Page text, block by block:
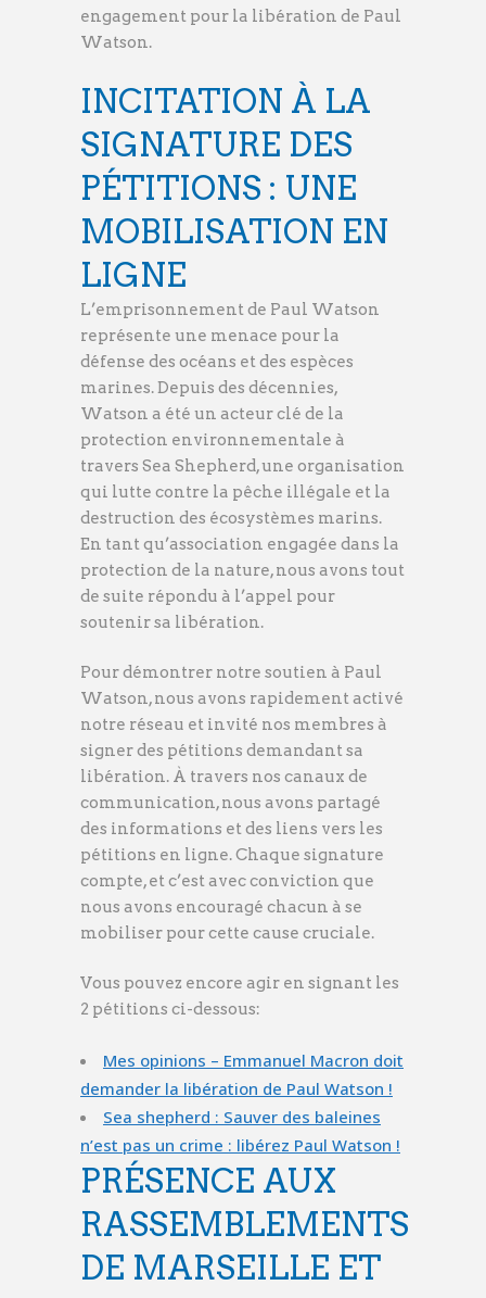
engagement pour la libération de Paul
Watson.
INCITATION À LA
SIGNATURE DES
PÉTITIONS : UNE
MOBILISATION EN
LIGNE
L’emprisonnement de Paul Watson
représente une menace pour la
défense des océans et des espèces
marines. Depuis des décennies,
Watson a été un acteur clé de la
protection environnementale à
travers Sea Shepherd, une organisation
qui lutte contre la pêche illégale et la
destruction des écosystèmes marins.
En tant qu’association engagée dans la
protection de la nature, nous avons tout
de suite répondu à l’appel pour
soutenir sa libération.
Pour démontrer notre soutien à Paul
Watson, nous avons rapidement activé
notre réseau et invité nos membres à
signer des pétitions demandant sa
libération. À travers nos canaux de
communication, nous avons partagé
des informations et des liens vers les
pétitions en ligne. Chaque signature
compte, et c’est avec conviction que
nous avons encouragé chacun à se
mobiliser pour cette cause cruciale.
Vous pouvez encore agir en signant les
2 pétitions ci-dessous:
Mes opinions – Emmanuel Macron doit
demander la libération de Paul Watson !
Sea shepherd : Sauver des baleines
n’est pas un crime : libérez Paul Watson !
PRÉSENCE AUX
RASSEMBLEMENTS
DE MARSEILLE ET